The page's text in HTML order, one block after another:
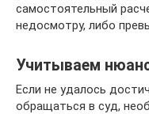
самостоятельный
недосмотру, либо
Учитываем
Если не удалось
обращаться в суд,